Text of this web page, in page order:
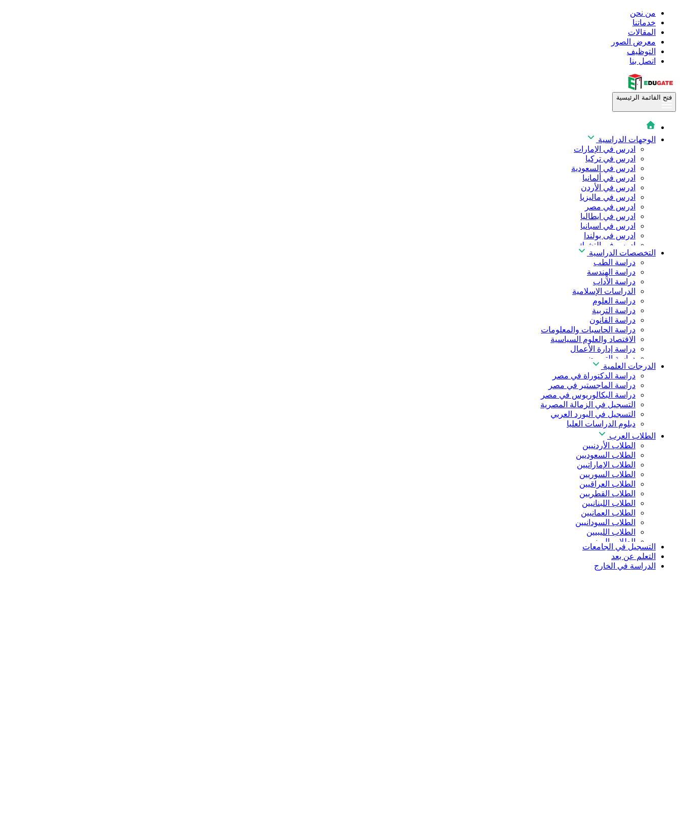
من نحن
خدماتنا
المقالات
معرض الصور
التوظيف
اتصل بنا
فتح القائمة الرئيسية
الوجهات الدراسية
ادرس في الإمارات
ادرس في تركيا
ادرس في السعودية
ادرس في ألمانيا
ادرس في الأردن
ادرس في ماليزيا
ادرس في مصر
ادرس في ايطاليا
ادرس في اسبانيا
ادرس فى بولندا
ادرس فى التشيك
ادرس في المجر
ادرس في الصين
التخصصات الدراسية
دراسة الطب
دراسة الهندسة
دراسة الآداب
الدراسات الإسلامية
دراسة العلوم
دراسة التربية
دراسة القانون
دراسة الحاسبات والمعلومات
الاقتصاد والعلوم السياسية
دراسة إدارة الأعمال
دراسة التمريض
دراسة طب الأسنان
دراسة الصيدلة
دراسة العلوم الصحية
دراسة العلاج الطبيعي
دراسة الذكاء الاصطناعي
دراسة الأمن السيبراني
الدرجات العلمية
دراسة الدكتوراة في مصر
دراسة الماجستير في مصر
دراسة البكالوريوس في مصر
التسجيل في الزمالة المصرية
التسجيل في البورد العربي
دبلوم الدراسات العليا
الطلاب العرب
الطلاب الأردنيين
الطلاب السعوديين
الطلاب الإماراتيين
الطلاب السوريين
الطلاب العراقيين
الطلاب القطريين
الطلاب اللبنانيين
الطلاب العمانيين
الطلاب السودانيين
الطلاب الليبيين
الطلاب اليمنيين
التسجيل في الجامعات
التعلم عن بعد
الدراسة في الخارج